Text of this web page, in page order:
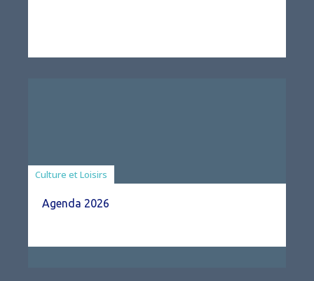
Associations
Culture et Loisirs
Agenda 2026